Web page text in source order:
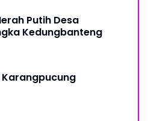
Putih Desa
Kedungbanteng
Karangpucung